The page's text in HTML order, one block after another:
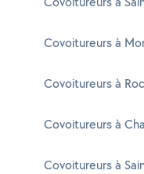
Covoitureurs à
Covoitureurs à
Covoitureurs à
Covoitureurs à